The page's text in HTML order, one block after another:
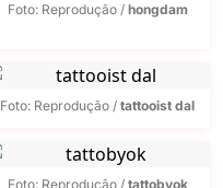
Foto: Reprodução / hongdam
Foto: Reprodução / tattooist dal
Foto: Reprodução / tattobyok